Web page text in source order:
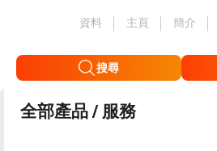
資料 主頁 簡介
搜尋
全部產品 / 服務